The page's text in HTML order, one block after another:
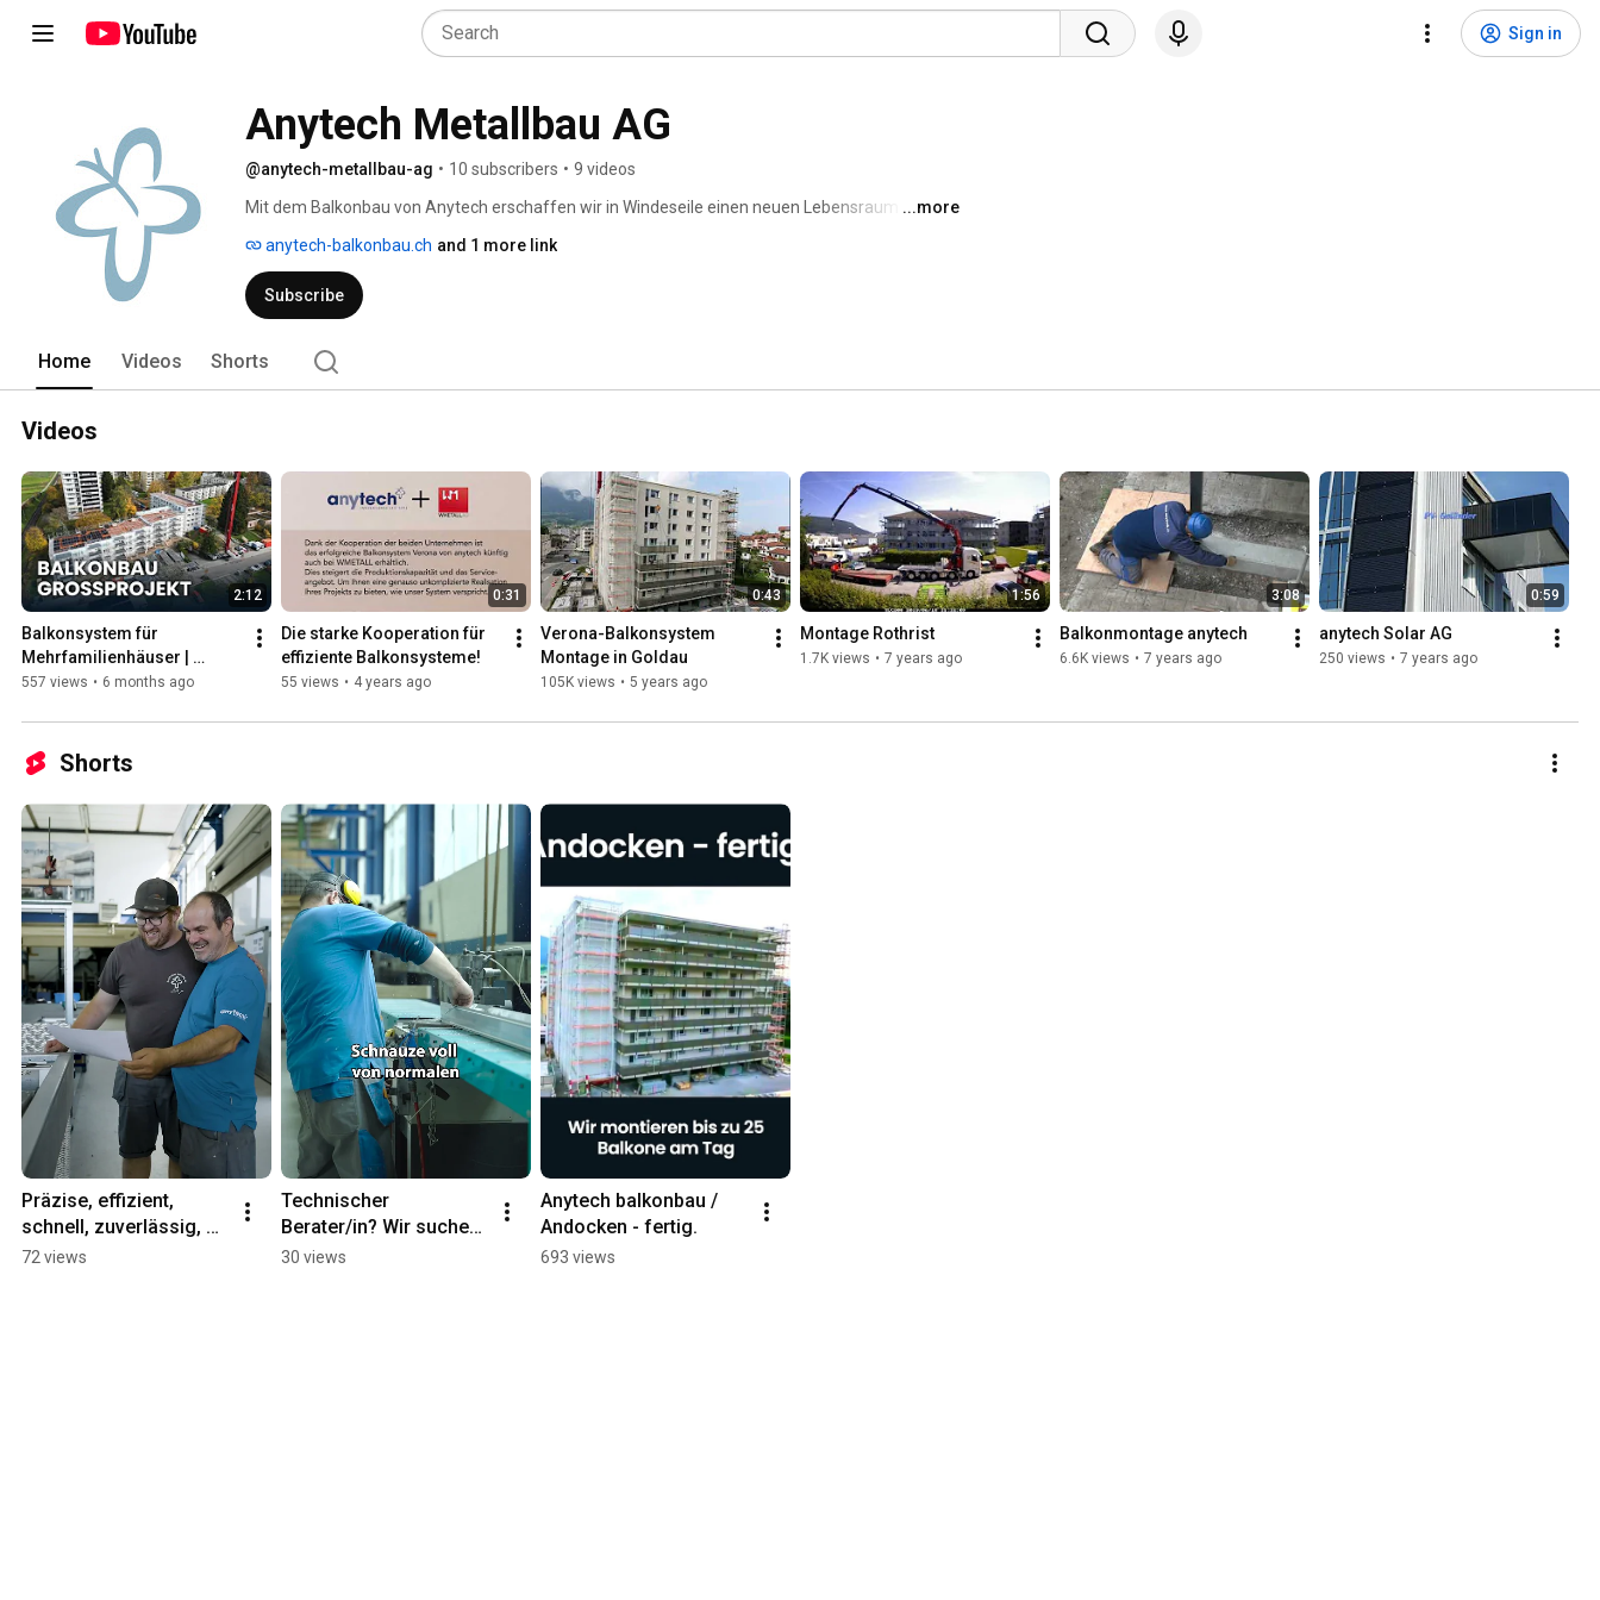
Sign in
Anytech Metallbau AG
@anytech-metallbau-ag • 10 subscribers • 9 videos
Mit dem Balkonbau von Anytech erschaffen wir in Windeseile einen neuen Lebensraum für Sie
und bieten die perfekte Lösung für mehr Effizienz, Kompatibilität und Individualität beim
Balkonbau.
...more
anytech-balkonbau.ch and 1 more link
Subscribe
Home Videos Shorts
Videos
2:12
Balkonsystem für
Mehrfamilienhäuser |
Grossprojekt im Raum
557 views • 6 months ago
0:31
Die starke Kooperation für
effiziente Balkonsysteme!
55 views • 4 years ago
0:43
Verona-Balkonsystem
Montage in Goldau
105K views • 5 years ago
1:56
Montage Rothrist
1.7K views • 7 years ago
3:08
Balkonmontage anytech
6.6K views • 7 years ago
0:59
anytech Solar AG
250 views • 7 years ago
Shorts
Präzise, effizient,
schnell, zuverlässig,
professionell, kreativ -
72 views
Technischer
Berater/in? Wir suchen
dich 💪🏻
30 views
Anytech balkonbau /
Andocken - fertig.
693 views